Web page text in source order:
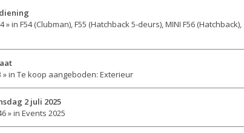
» in F54 (Clubman), F55 (Hatchback 5-deurs), MINI F56 (Hatchback),
» in Te koop aangeboden: Exterieur
2 juli 2025
» in Events 2025